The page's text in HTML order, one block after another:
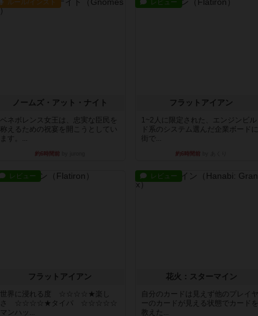
ルール/インスト
ノームズ・アット・ナイト
ベネボレンス女王は、忠実な臣民を
称えるための祝宴を開こうとしてい
ます。...
約6時間前
レビュー
フラットアイアン
1~2人に限定された、エンジンビル
ド系のシステム選んだ企業ボードに
街で...
約6時間前
レビュー
フラットアイアン
世界に浸れる度 ☆☆☆☆★楽し
さ ☆☆☆☆★タイパ ☆☆☆☆☆
マンハッ...
レビュー
花火：スターマイン
自分のカードは見えず他のプレイヤ
ーのカードが見える状態でカードを
教えた...